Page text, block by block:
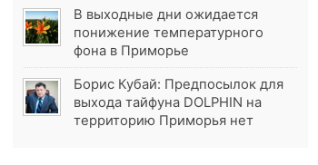
В выходные дни ожидается
понижение температурного
фона в Приморье
Борис Кубай: Предпосылок для
выхода тайфуна DOLPHIN на
территорию Приморья нет